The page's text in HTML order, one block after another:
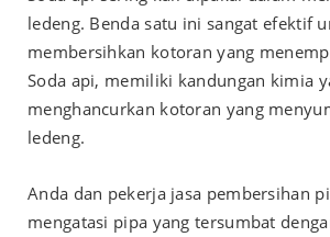
ledeng. Benda satu ini sangat efektif
membersihkan kotoran yang
Soda api, memiliki kandungan kimia
menghancurkan kotoran yang
ledeng.
Anda dan pekerja jasa pembersihan
mengatasi pipa yang tersumbat